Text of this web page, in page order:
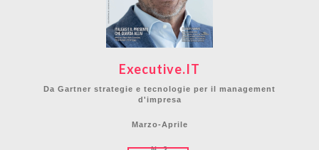
Executive.IT
Da Gartner strategie e tecnologie per il management
d'impresa
Marzo-Aprile